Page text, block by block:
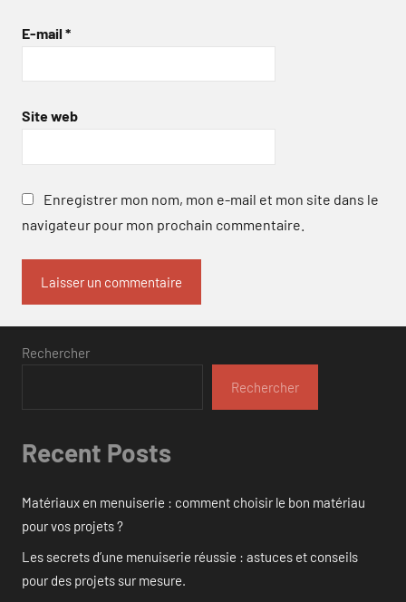
E-mail *
Site web
Enregistrer mon nom, mon e-mail et mon site dans le
navigateur pour mon prochain commentaire.
Rechercher
Rechercher
Recent Posts
Matériaux en menuiserie : comment choisir le bon matériau
pour vos projets ?
Les secrets d’une menuiserie réussie : astuces et conseils
pour des projets sur mesure.